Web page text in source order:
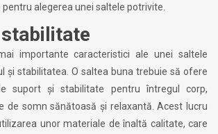
alegerea unei saltele potrivite.
importante caracteristici ale unei saltele
și stabilitatea. O saltea buna trebuie să ofere
suport și stabilitate pentru întregul corp,
de somn sănătoasă și relaxantă. Acest lucru
unor materiale de înaltă calitate, care